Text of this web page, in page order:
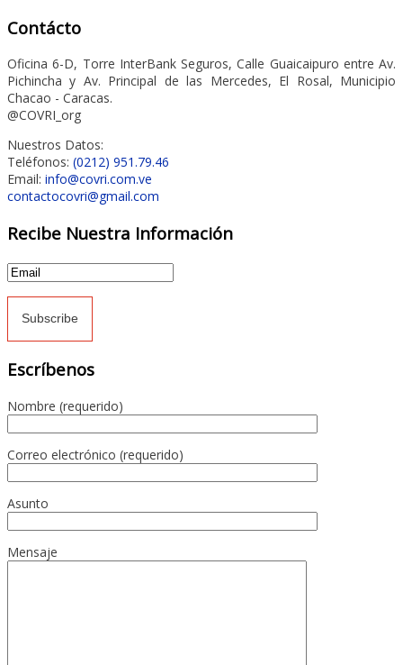
Contácto
Oficina 6-D, Torre InterBank Seguros, Calle Guaicaipuro entre Av.
Pichincha y Av. Principal de las Mercedes, El Rosal, Municipio
Chacao - Caracas.
@COVRI_org
Nuestros Datos:
Teléfonos: (0212) 951.79.46
Email: info@covri.com.ve
contactocovri@gmail.com
Recibe Nuestra Información
Escríbenos
Nombre (requerido)
Correo electrónico (requerido)
Asunto
Mensaje